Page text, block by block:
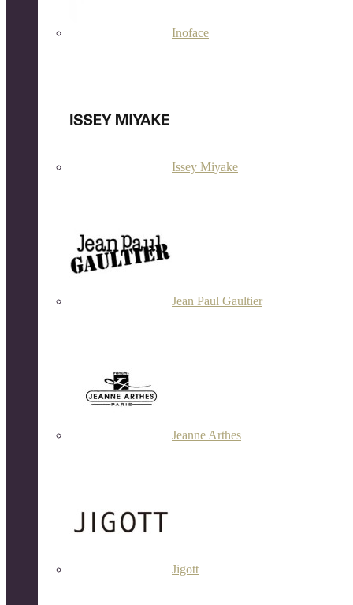
Inoface
Issey Miyake
Jean Paul Gaultier
Jeanne Arthes
Jigott